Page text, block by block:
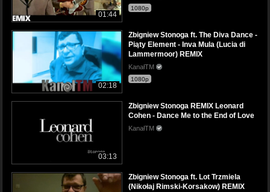
01:44
1080p
02:18
Zbigniew Stonoga ft. The Diva Dance -
Piąty Element - Inva Mula (Lucia di
Lammermoor) REMIX
KanałTM
1080p
03:13
Zbigniew Stonoga REMIX Leonard
Cohen - Dance Me to the End of Love
KanałTM
Zbigniew Stonoga ft. Lot Trzmiela
(Nikołaj Rimski-Korsakow) REMIX